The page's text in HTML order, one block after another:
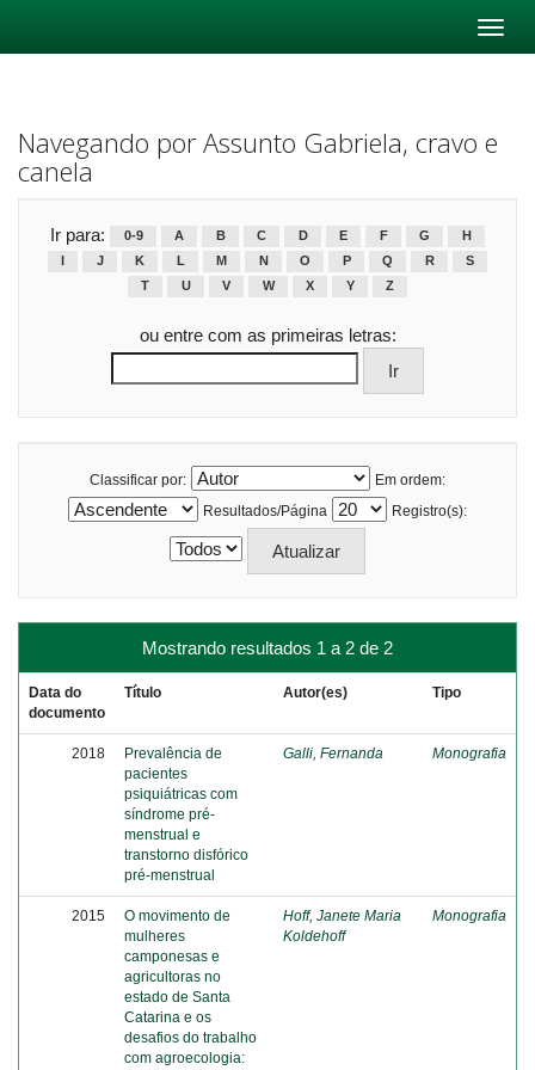
Navegando por Assunto Gabriela, cravo e
canela
Ir para: 0-9 A B C D E F G
H
J K L M N O P Q R
S
T
U V W X Y Z
ou entre com as primeiras letras:
Classificar por:
Em ordem:
Resultados/Página
Registro(s):
Mostrando resultados 1 a 2 de 2
Data do
documento
Título Autor(es) Tipo
2018
Prevalência de
pacientes
psiquiátricas com
síndrome pré-
menstrual e
transtorno disfórico
pré-menstrual
Galli, Fernanda Monografia
2015
O movimento de
mulheres
camponesas e
agricultoras no
estado de Santa
Catarina e os
desafios do trabalho
com agroecologia:
Hoff, Janete Maria
Koldehoff
Monografia